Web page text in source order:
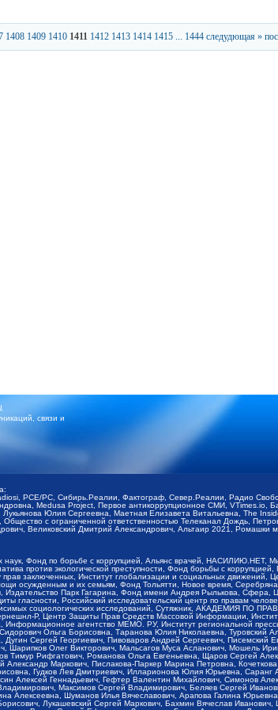
1408 1409 1410 1411 1412 1413 1414 1415 ... 1444 следудющая »
связи и
PCE/PC, Сибирь.Реалии, Фактограф, Север.Реалии, Радио
Medusa Project, Первое антикоррупционное СМИ,
Юлия Сергеевна, Маетная Елизавета Витальевна, The
с ограниченной ответственностью Телеканал Дождь,
Великовский Дмитрий Александрович, Альтаир 2021, Ромашки
Фонд по борьбе с коррупцией, Альянс врачей,
против экологической преступности, Фонд борьбы с
заключенных, Институт глобализации и социальных
осужденным и их семьям, Фонд Тольятти, Новое время,
Парк Гагарина, Фонд имени Андрея Рылькова,
Российский исследовательский центр по правам
социологических исследований, Сутяжник, АКАДЕМИЯ ПО
Р, Центр Защиты Прав Средств Массовой Информации,
агентство МЕМО. РУ, Институт региональной
Ольга Борисовна, Таранова Юлия Николаевна, Туровский
Сергей Георгиевич, Пивоваров Андрей Сергеевич, Писемский
Олег Викторович, Мальсагов Муса Асланович, Мошель
Рифгатович, Романова Ольга Евгеньевна, Щаров Сергей
Маркович, Пислакова-Паркер Марина Петровна,
Гудков Лев Дмитриевич, Илларионова Юлия Юрьевна,
Алексей Геннадьевич, Гефтер Валентин Михайлович, Симонов
Максимов Сергей Владимирович, Беляев Сергей
Шуманов Илья Вячеславович, Арапова Галина
Лукашевский Сергей Маркович, Бахмин Вячеслав